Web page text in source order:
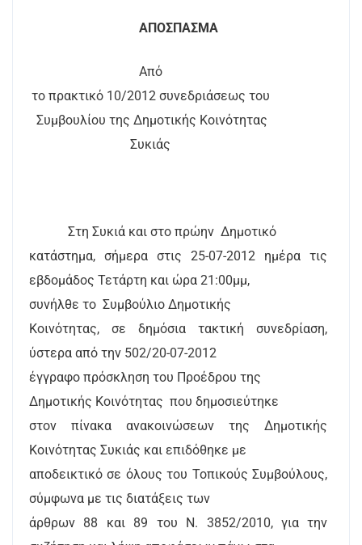
ΑΠΟΣΠΑΣΜΑ
Από
το πρακτικό 10/2012 συνεδριάσεως του
Συμβουλίου της Δημοτικής Κοινότητας
Συκιάς
Στη Συκιά και στο πρώην Δημοτικό
κατάστημα, σήμερα στις 25-07-2012 ημέρα τις
εβδομάδος Τετάρτη και ώρα 21:00μμ,
συνήλθε το Συμβούλιο Δημοτικής
Κοινότητας, σε δημόσια τακτική συνεδρίαση,
ύστερα από την 502/20-07-2012
έγγραφο πρόσκληση του Προέδρου της
Δημοτικής Κοινότητας που δημοσιεύτηκε
στον πίνακα ανακοινώσεων της Δημοτικής
Κοινότητας Συκιάς και επιδόθηκε με
αποδεικτικό σε όλους του Τοπικούς Συμβούλους,
σύμφωνα με τις διατάξεις των
άρθρων 88 και 89 του Ν. 3852/2010, για την